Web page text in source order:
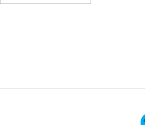
Elke avond is er een activiteit: